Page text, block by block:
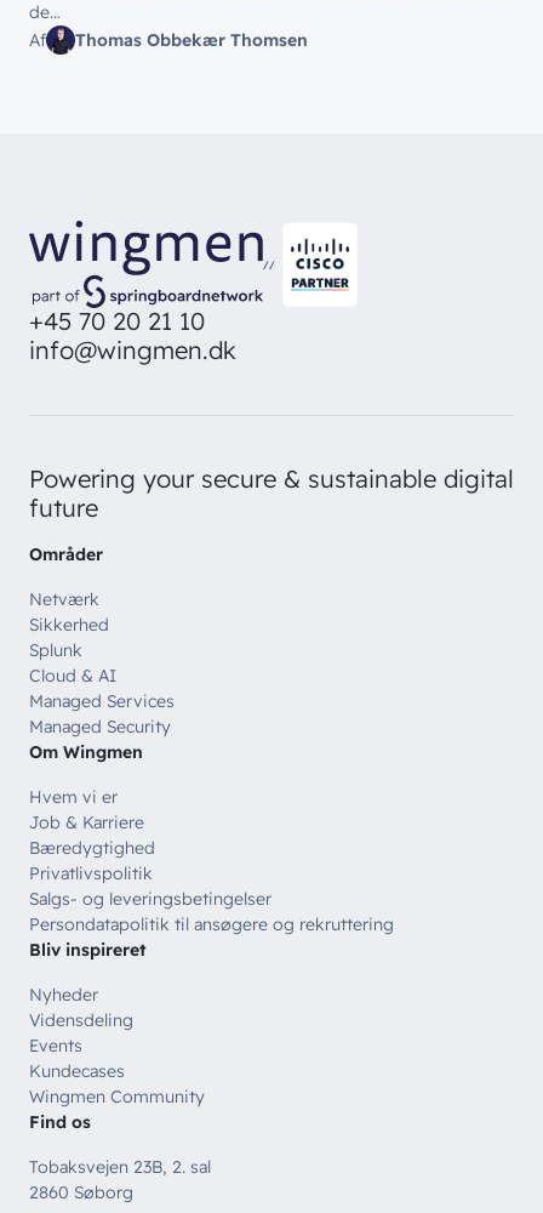
de…
Af
Thomas Obbekær Thomsen
//
+45 70 20 21 10
info@wingmen.dk
Powering your secure & sustainable digital
future
Områder
Netværk
Sikkerhed
Splunk
Cloud & AI
Managed Services
Managed Security
Om Wingmen
Hvem vi er
Job & Karriere
Bæredygtighed
Privatlivspolitik
Salgs- og leveringsbetingelser
Persondatapolitik til ansøgere og rekruttering
Bliv inspireret
Nyheder
Vidensdeling
Events
Kundecases
Wingmen Community
Find os
Tobaksvejen 23B, 2. sal
2860 Søborg